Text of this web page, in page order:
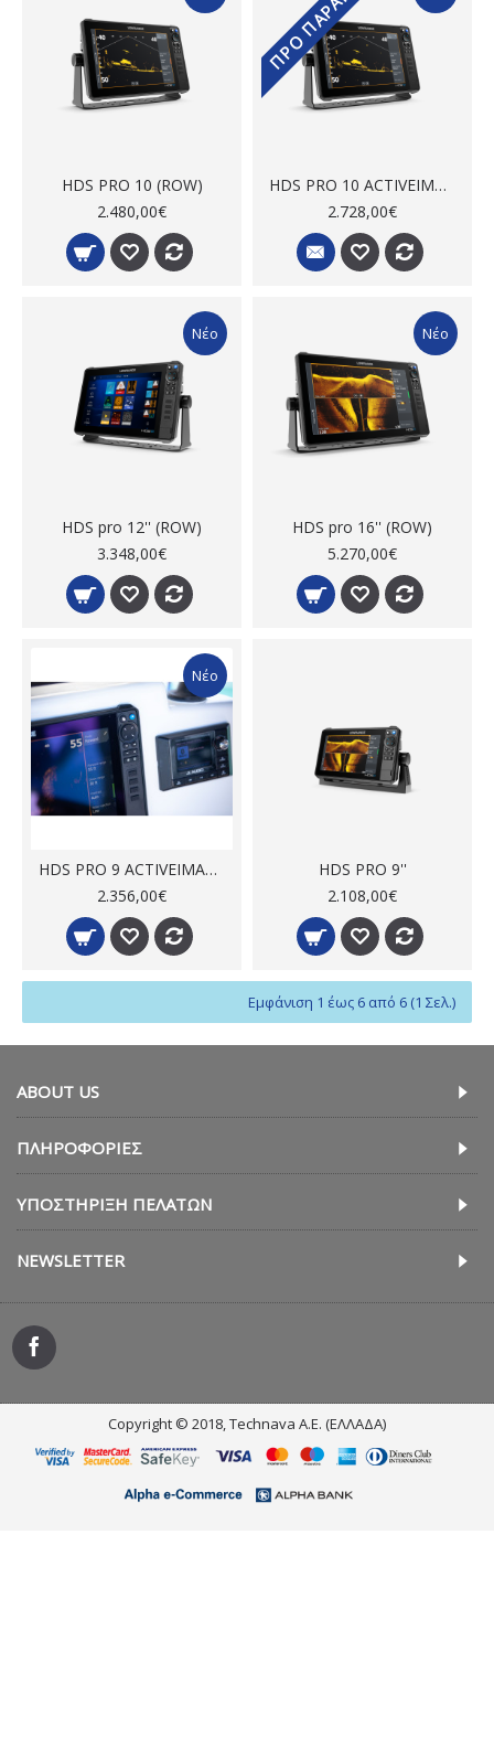
HDS PRO 10 (ROW)
2.480,00€
HDS PRO 10 ACTIVEIMAGINGHD 3-IN-1 (ROW)
2.728,00€
Νέο
HDS pro 12'' (ROW)
3.348,00€
Νέο
HDS pro 16'' (ROW)
5.270,00€
Νέο
HDS PRO 9 ACTIVEIMAGING HD 3-IN-1 (ROW)
2.356,00€
HDS PRO 9''
2.108,00€
Εμφάνιση 1 έως 6 από 6 (1 Σελ.)
ABOUT US
ΠΛΗΡΟΦΟΡΊΕΣ
ΥΠΟΣΤΉΡΙΞΗ ΠΕΛΑΤΏΝ
NEWSLETTER
Copyright © 2018, Technava A.E. (ΕΛΛΑΔΑ)